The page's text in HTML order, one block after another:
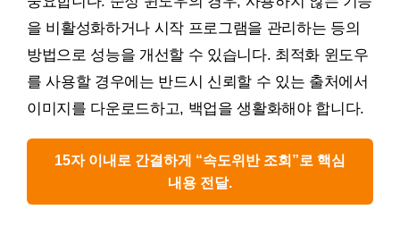
을 비활성화하거나 시작 프로그램을 관리하는 등의
방법으로 성능을 개선할 수 있습니다. 최적화 윈도우
를 사용할 경우에는 반드시 신뢰할 수 있는 출처에서
이미지를 다운로드하고, 백업을 생활화해야 합니다.
15자 이내로 간결하게 “속도위반 조회”로 핵심
내용 전달.